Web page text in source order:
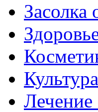
Засолка
Культура